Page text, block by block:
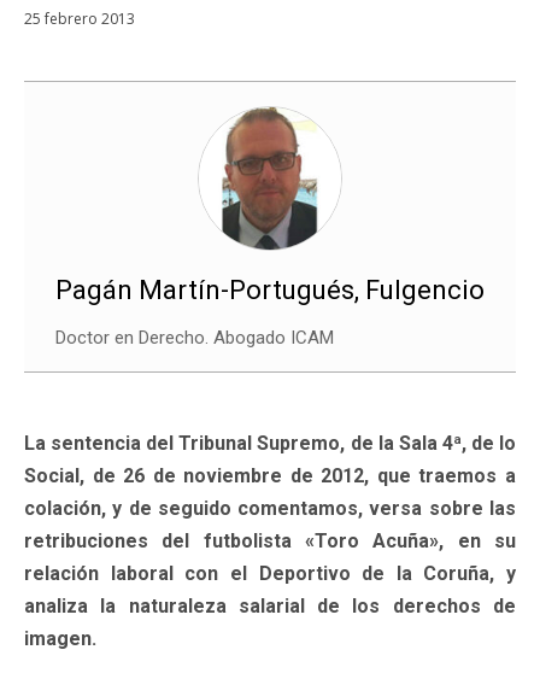
25 febrero 2013
Pagán Martín-Portugués, Fulgencio
Doctor en Derecho. Abogado ICAM
La sentencia del Tribunal Supremo, de la Sala 4ª, de lo
Social, de 26 de noviembre de 2012, que traemos a
colación, y de seguido comentamos, versa sobre las
retribuciones del futbolista «Toro Acuña», en su
relación laboral con el Deportivo de la Coruña, y
analiza la naturaleza salarial de los derechos de
imagen.